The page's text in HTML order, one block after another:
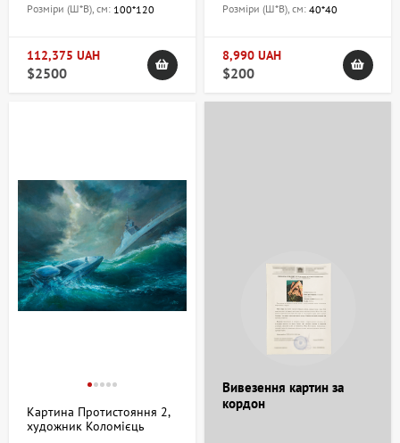
Розміри (Ш*В), см: 100*120
112,375 UAH
$2500
Розміри (Ш*В), см: 40*40
8,990 UAH
$200
Картина Протистояння 2,
художник Коломієць
Вивезення картин за
кордон